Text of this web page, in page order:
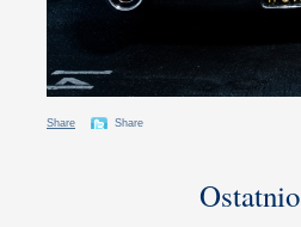
Share Share